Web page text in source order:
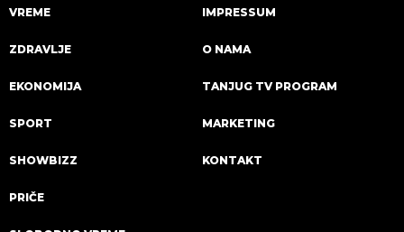
VREME
ZDRAVLJE
EKONOMIJA
SPORT
SHOWBIZZ
PRIČE
IMPRESSUM
O NAMA
TANJUG TV PROGRAM
MARKETING
KONTAKT